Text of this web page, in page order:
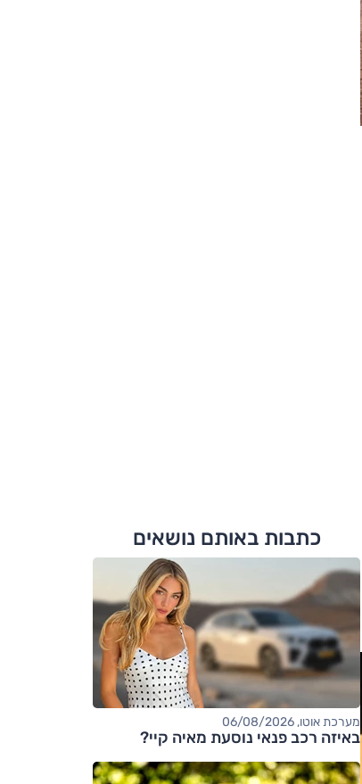
כתבות באותם נושאים
מערכת אוטו, 06/08/2026
באיזה רכב פנאי נוסעת מאיה קיי?